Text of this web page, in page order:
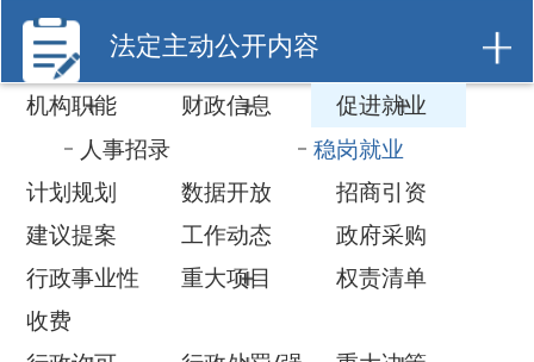
机构职能
人事招录
稳岗就业
计划规划
数据开放
招商引资
政府采购
行政事业性
收费
重大项目 权责清单
行政许可
行政处罚/强
重大决策
重点民生领